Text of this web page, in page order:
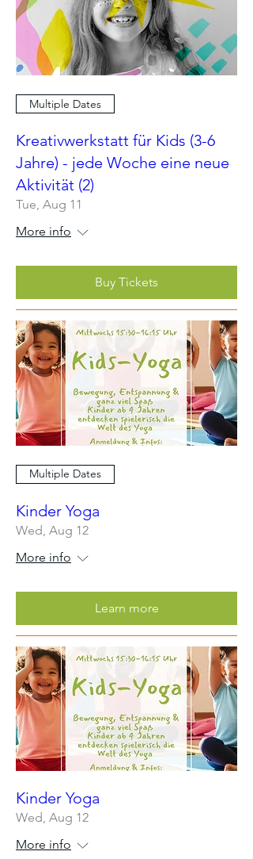
Multiple Dates
Kreativwerkstatt für Kids (3-6
Jahre) - jede Woche eine neue
Aktivität (2)
Tue, Aug 11
More info
Buy Tickets
Multiple Dates
Kinder Yoga
Wed, Aug 12
More info
Learn more
Kinder Yoga
Wed, Aug 12
More info